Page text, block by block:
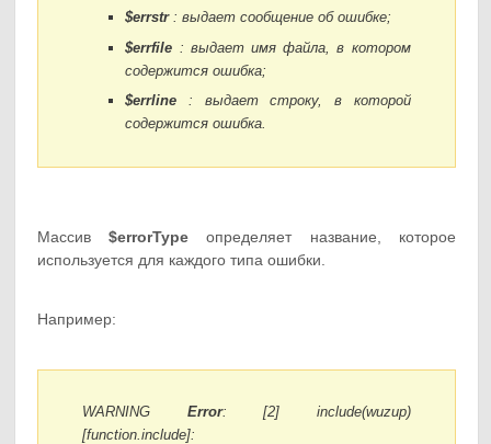
$errstr: выдает сообщение об ошибке;
$errfile : выдает имя файла, в котором
содержится ошибка;
$errline : выдает строку, в которой
содержится ошибка.
Массив$errorType определяет название, которое
используется для каждого типа ошибки.
Например:
WARNING Error: [2] include(wuzup)
[function.include]: